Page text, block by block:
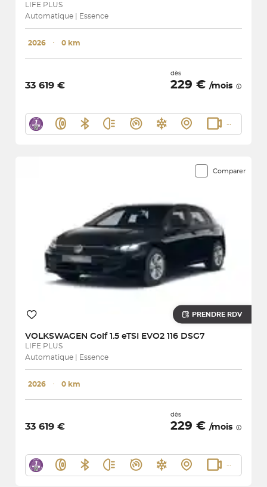
LIFE PLUS
Automatique | Essence
2026 ･ 0 km
33 619 €
dès
229 € /mois
Comparer
PRENDRE RDV
VOLKSWAGEN Golf 1.5 eTSI EVO2 116 DSG7
LIFE PLUS
Automatique | Essence
2026 ･ 0 km
33 619 €
dès
229 € /mois